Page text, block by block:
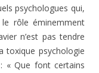
psychologues qui,
rôle éminemment
n’est pas tendre
toxique psychologie
« Que font certains